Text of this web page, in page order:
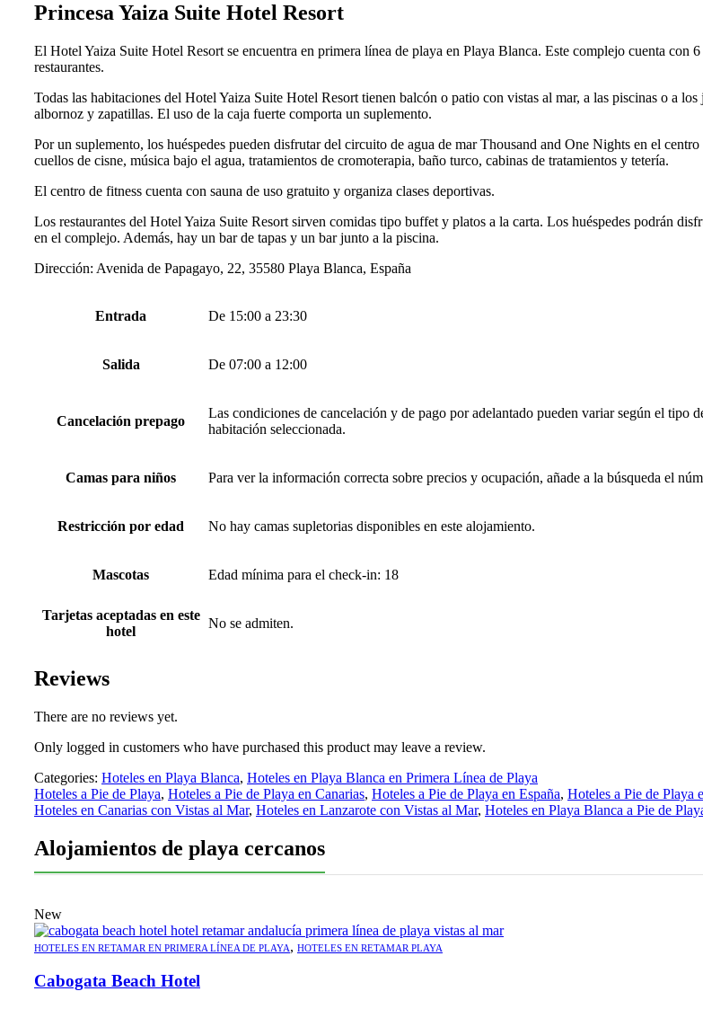
Princesa Yaiza Suite Hotel Resort
El Hotel Yaiza Suite Hotel Resort se encuentra en primera línea de playa en Playa Blanca. Este complejo cuenta con
restaurantes.
Todas las habitaciones del Hotel Yaiza Suite Hotel Resort tienen balcón o patio con vistas al mar, a las piscinas o a
albornoz y zapatillas. El uso de la caja fuerte comporta un suplemento.
Por un suplemento, los huéspedes pueden disfrutar del circuito de agua de mar Thousand and One Nights en el
cuellos de cisne, música bajo el agua, tratamientos de cromoterapia, baño turco, cabinas de tratamientos y tetería.
El centro de fitness cuenta con sauna de uso gratuito y organiza clases deportivas.
Los restaurantes del Hotel Yaiza Suite Resort sirven comidas tipo buffet y platos a la carta. Los huéspedes podrán
en el complejo. Además, hay un bar de tapas y un bar junto a la piscina.
Dirección: Avenida de Papagayo, 22, 35580 Playa Blanca, España
Entrada De 15:00 a 23:30
Salida De 07:00 a 12:00
Cancelación prepago
Las condiciones de cancelación y de pago por adelantado pueden variar según el tipo
habitación seleccionada.
Camas para niños Para ver la información correcta sobre precios y ocupación, añade a la búsqueda el
Restricción por edad No hay camas supletorias disponibles en este alojamiento.
Mascotas Edad mínima para el check-in: 18
Tarjetas aceptadas en este
hotel
No se admiten.
Reviews
There are no reviews yet.
Only logged in customers who have purchased this product may leave a review.
Categories: Hoteles en Playa Blanca, Hoteles en Playa Blanca en Primera Línea de Playa
Hoteles a Pie de Playa, Hoteles a Pie de Playa en Canarias, Hoteles a Pie de Playa en España, Hoteles a Pie de Playa
Hoteles en Canarias con Vistas al Mar, Hoteles en Lanzarote con Vistas al Mar, Hoteles en Playa Blanca a Pie de
Alojamientos de playa cercanos
New
HOTELES EN RETAMAR EN PRIMERA LÍNEA DE PLAYA, HOTELES EN RETAMAR PLAYA
Cabogata Beach Hotel